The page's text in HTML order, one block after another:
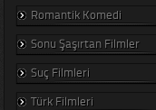
Romantik Komedi
Sonu Şaşırtan Filmler
Suç Filmleri
Türk Filmleri